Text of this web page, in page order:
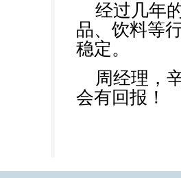
经过几年
品、饮料等
稳定。
周经理，
会有回报！